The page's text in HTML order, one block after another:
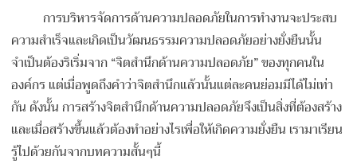
การบริหารจัดการด้านความปลอดภัยในการทำงานจะประสบ
ความสำเร็จและเกิดเป็นวัฒนธรรมความปลอดภัยอย่างยั่งยืนนั้น
จำเป็นต้องริเริ่มจาก “จิตสำนึกด้านความปลอดภัย” ของทุกคนใน
องค์กร แต่เมื่อพูดถึงคำว่าจิตสำนึกแล้วนั้นแต่ละคนย่อมมีได้ไม่เท่า
กัน ดังนั้น การสร้างจิตสำนึกด้านความปลอดภัยจึงเป็นสิ่งที่ต้องสร้าง
และเมื่อสร้างขึ้นแล้วต้องทำอย่างไรเพื่อให้เกิดความยั่งยืน เรามาเรียน
รู้ไปด้วยกันจากบทความสั้นๆนี้